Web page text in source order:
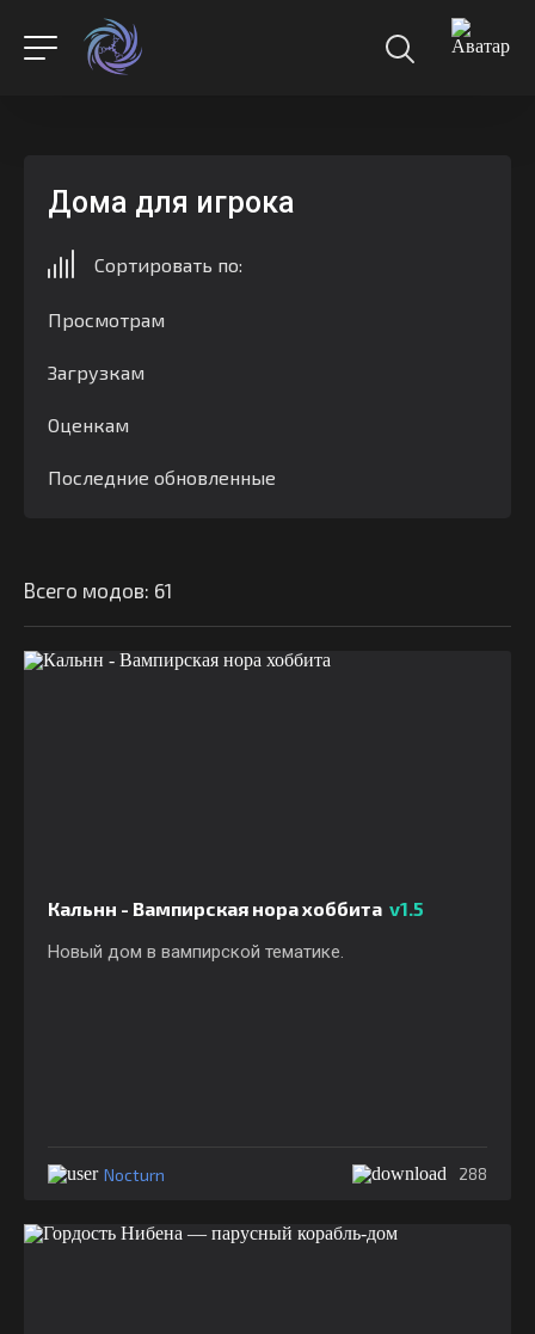
Дома для игрока
Сортировать по:
Просмотрам
Загрузкам
Оценкам
Последние обновленные
Всего модов: 61
Кальнн - Вампирская нора хоббита v1.5
Новый дом в вампирской тематике.
Nocturn 288